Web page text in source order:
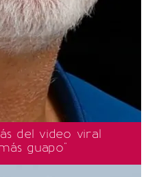
del video viral
guapo"